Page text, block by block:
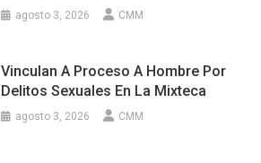
agosto 3, 2026 CMM
Vinculan A Proceso A Hombre Por
Delitos Sexuales En La Mixteca
agosto 3, 2026 CMM